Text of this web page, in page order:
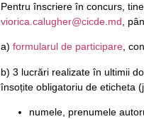
Pentru înscriere în concurs,
viorica.calugher@cicde.md ,
a) formularul de participare,
b) 3 lucrări realizate în ultimii
însoțite obligatoriu de eticheta
numele, prenumele